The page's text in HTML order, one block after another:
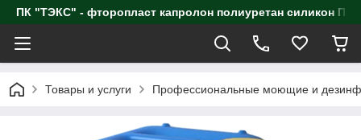
ПК "ТЭКС" - фторопласт капролон полиуретан
Товары и услуги Профессиональные моющие и